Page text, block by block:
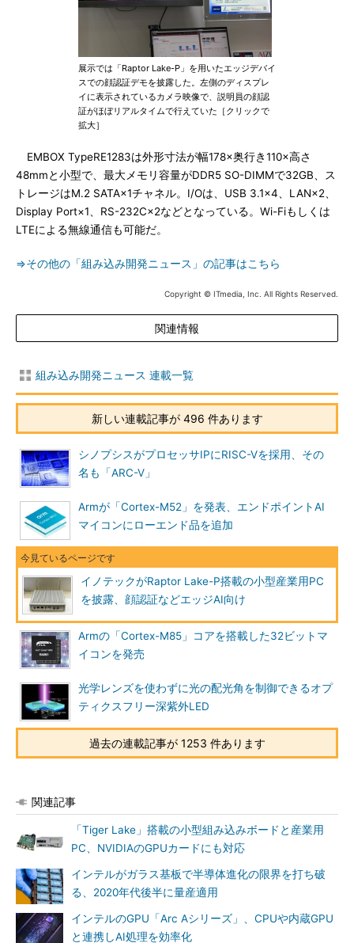
展示では「Raptor Lake-P」を用いたエッジデバイ
スでの顔認証デモを披露した。左側のディスプレ
イに表示されているカメラ映像で、説明員の顔認
証がほぼリアルタイムで行えていた［クリックで
拡大］
EMBOX TypeRE1283は外形寸法が幅178×奥行き110×高さ
48mmと小型で、最大メモリ容量がDDR5 SO-DIMMで32GB、ス
トレージはM.2 SATA×1チャネル。I/Oは、USB 3.1×4、LAN×2、
Display Port×1、RS-232C×2などとなっている。Wi-Fiもしくは
LTEによる無線通信も可能だ。
⇒その他の「組み込み開発ニュース」の記事はこちら
Copyright © ITmedia, Inc. All Rights Reserved.
関連情報
組み込み開発ニュース 連載一覧
新しい連載記事が 496 件あります
シノプシスがプロセッサIPにRISC-Vを採用、その
名も「ARC-V」
Armが「Cortex-M52」を発表、エンドポイントAI
マイコンにローエンド品を追加
イノテックがRaptor Lake-P搭載の小型産業用PC
を披露、顔認証などエッジAI向け
Armの「Cortex-M85」コアを搭載した32ビットマ
イコンを発売
光学レンズを使わずに光の配光角を制御できるオプ
ティクスフリー深紫外LED
過去の連載記事が 1253 件あります
関連記事
「Tiger Lake」搭載の小型組み込みボードと産業用
PC、NVIDIAのGPUカードにも対応
インテルがガラス基板で半導体進化の限界を打ち破
る、2020年代後半に量産適用
インテルのGPU「Arc Aシリーズ」、CPUや内蔵GPU
と連携しAI処理を効率化